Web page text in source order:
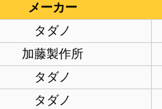
メーカー
タダノ
加藤製作所
タダノ
タダノ